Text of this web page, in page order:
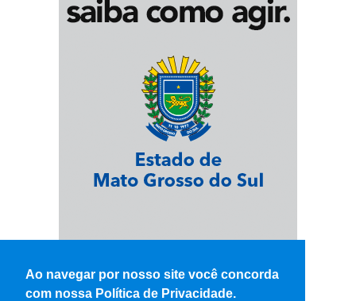
Ao navegar por nosso site você concorda
com nossa Política de Privacidade.